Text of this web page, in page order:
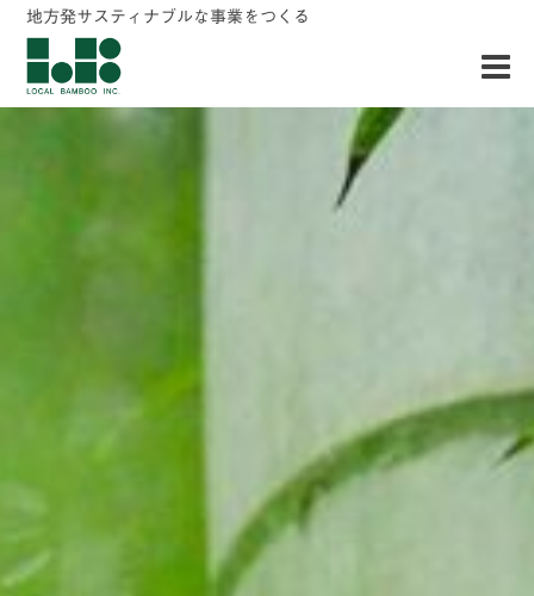
地方発サスティナブルな事業をつくる